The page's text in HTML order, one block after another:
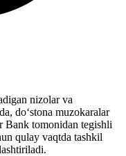
nizolar va
do‘stona muzokaralar
Bank tomonidan tegishli
qulay vaqtda tashkil